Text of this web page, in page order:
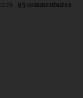
93 commentaires